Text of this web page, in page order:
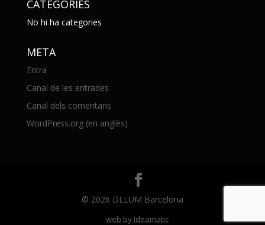
CATEGORIES
No hi ha categories
META
Entra
Canal de les entrades
Canal dels comentaris
WordPress.org (en anglès)
© 2026 DLLUM Barcelona
web by Ideamatic